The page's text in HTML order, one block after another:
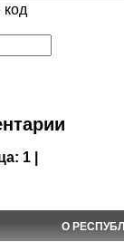
код
1 |
О